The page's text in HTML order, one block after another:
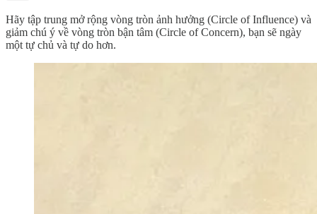
Hãy tập trung mở rộng vòng tròn ảnh hưởng (Circle of Influence) và
giảm chú ý về vòng tròn bận tâm (Circle of Concern), bạn sẽ ngày
một tự chủ và tự do hơn.